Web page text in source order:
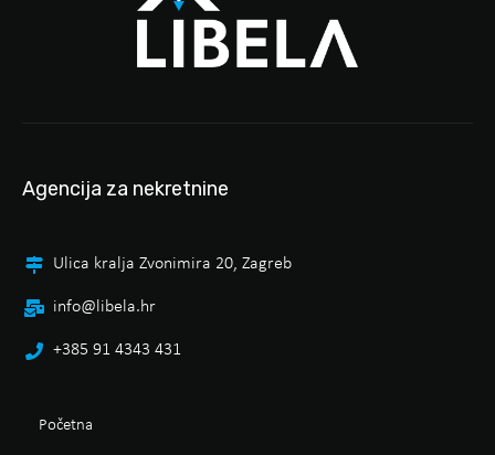
Agencija za nekretnine
Ulica kralja Zvonimira 20, Zagreb
info@libela.hr
+385 91 4343 431
Početna